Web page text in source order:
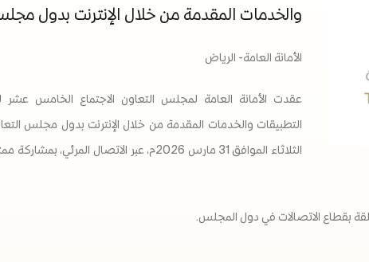
والخدمات المقدمة من خلال الإنترنت بدول
الأمانة العامة- الرياض
عقدت الأمانة العامة لمجلس التعاون الاجتماع الخامس
التطبيقات والخدمات المقدمة من خلال الإنترنت بدول مجلس
الثلاثاء الموافق 31 مارس 2026م، عبر الاتصال
بقطاع الاتصالات في دول المجلس.​